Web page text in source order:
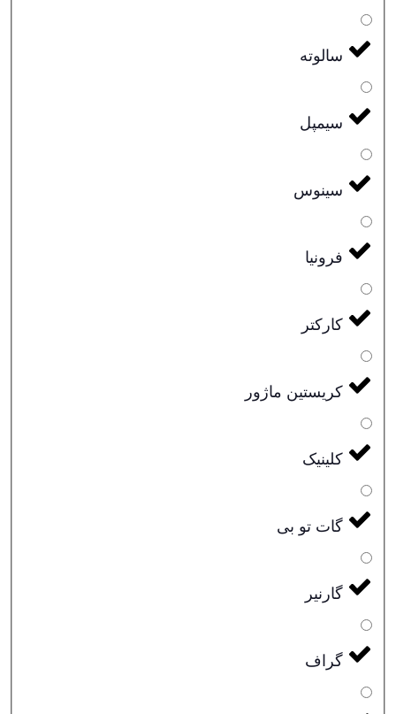
سالوته
سیمپل
سینوس
فرونیا
کارکتر
کریستین ماژور
کلینیک
گات تو بی
گارنیر
گراف